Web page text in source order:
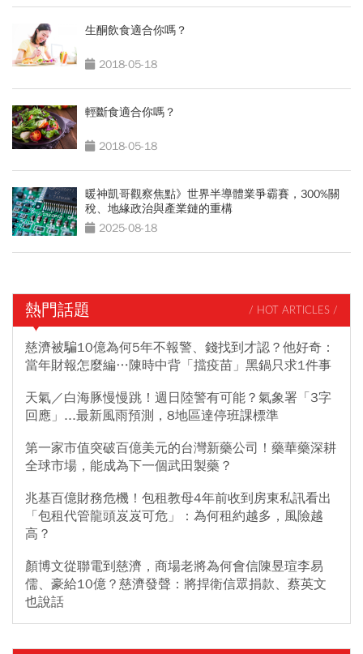
生酮飲食適合你嗎？
2018-05-18
輕斷食適合你嗎？
2018-05-18
暖神凱哥觀察焦點》世界半導體業爭霸賽，300%關
稅、地緣政治與產業鏈的重構
2025-08-18
熱門話題 / HOT ARTICLES /
慈濟被騙10億為何5年不報警、錢找到才認？他好奇：
當年財報怎麼編…陳時中背「擋疫苗」黑鍋只求1件事
天氣／白海豚慢慢跳！週日陸警有可能？氣象署「3字
回應」...最新風雨預測，8地區達停班課標準
第一家市值突破百億美元的台灣新藥公司！藥華藥深耕
全球市場，能成為下一個武田製藥？
兆基百億財務危機！包租教母4年前收到房東私訊看出
「包租代管龍頭岌岌可危」：為何租約越多，風險越
高？
顏博文從聯電到慈濟，商場老將為何會信陳昱瑄李易
儒、豪給10億？慈濟發聲：將捍衛信眾捐款、蔡英文
也說話